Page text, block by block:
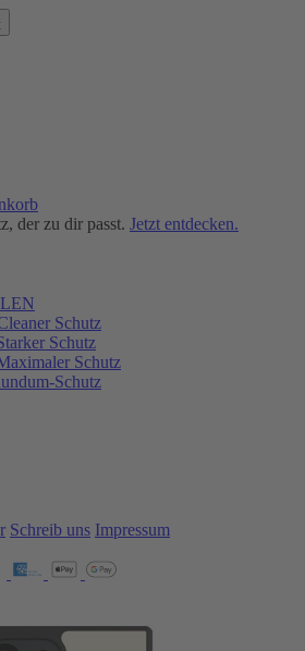
der zu dir passt. Jetzt entdecken.
Schutz
Schutz
Schutz
Schutz
Schreib uns Impressum